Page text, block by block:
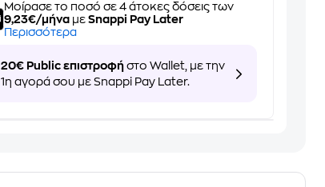
Μοίρασε το ποσό σε 4 άτοκες δόσεις των
9,23€/μήνα μεSnappi Pay Later
Περισσότερα
20€ Public επιστροφή στο Wallet, με την
1η αγορά σου με Snappi Pay Later.